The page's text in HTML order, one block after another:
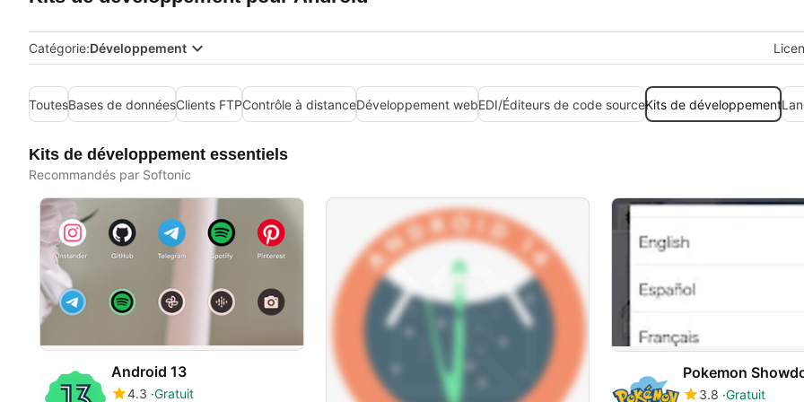
Catégorie:Développement
ToutesBases de donnéesClients FTPContrôle à distanceDéveloppement webEDI/Éditeurs de code sourceKits de développement
Kits de développement essentiels
Recommandés par Softonic
Android 13
4.3 Gratuit
Pokemon
3.8 Gratuit